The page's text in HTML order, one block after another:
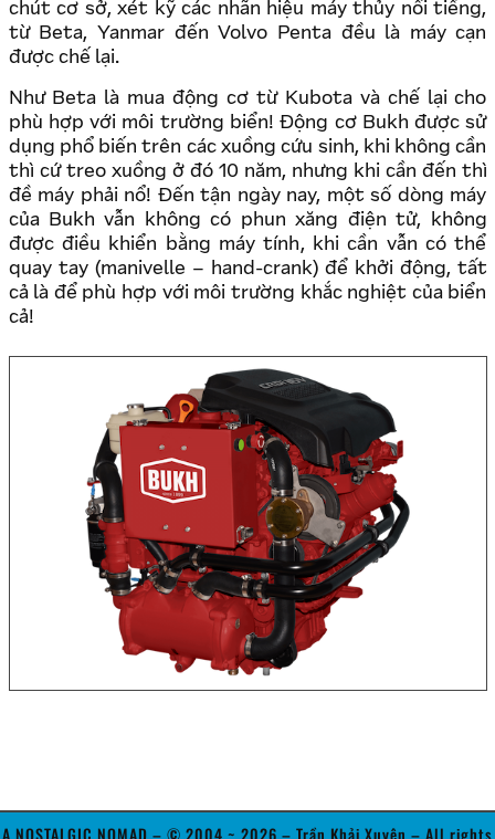
chút cơ sở, xét kỹ các nhãn hiệu máy thủy nổi tiếng,
từ Beta, Yanmar đến Volvo Penta đều là máy cạn
được chế lại.
Như Beta là mua động cơ từ Kubota và chế lại cho
phù hợp với môi trường biển! Động cơ Bukh được sử
dụng phổ biến trên các xuồng cứu sinh, khi không cần
thì cứ treo xuồng ở đó 10 năm, nhưng khi cần đến thì
đề máy phải nổ! Đến tận ngày nay, một số dòng máy
của Bukh vẫn không có phun xăng điện tử, không
được điều khiển bằng máy tính, khi cần vẫn có thể
quay tay (manivelle – hand-crank) để khởi động, tất
cả là để phù hợp với môi trường khắc nghiệt của biển
cả!